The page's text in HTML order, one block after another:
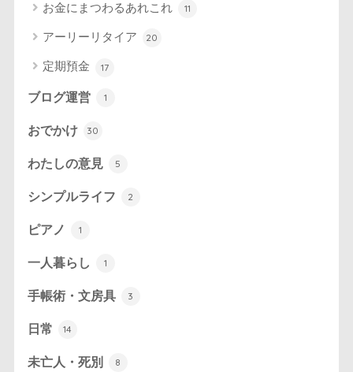
お金にまつわるあれこれ 11
アーリーリタイア 20
定期預金 17
ブログ運営 1
おでかけ 30
わたしの意見 5
シンプルライフ 2
ピアノ 1
一人暮らし 1
手帳術・文房具 3
日常 14
未亡人・死別 8